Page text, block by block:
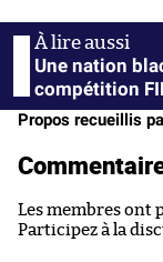
Une nation
compétition
Propos recueillis
Les membres ont
Participez à la